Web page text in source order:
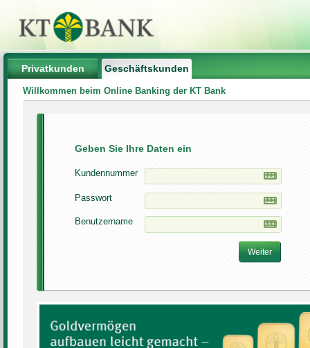
Privatkunden Geschäftskunden
Willkommen beim Online Banking der KT Bank
Geben Sie Ihre Daten ein
Kundennummer
Passwort
Benutzername